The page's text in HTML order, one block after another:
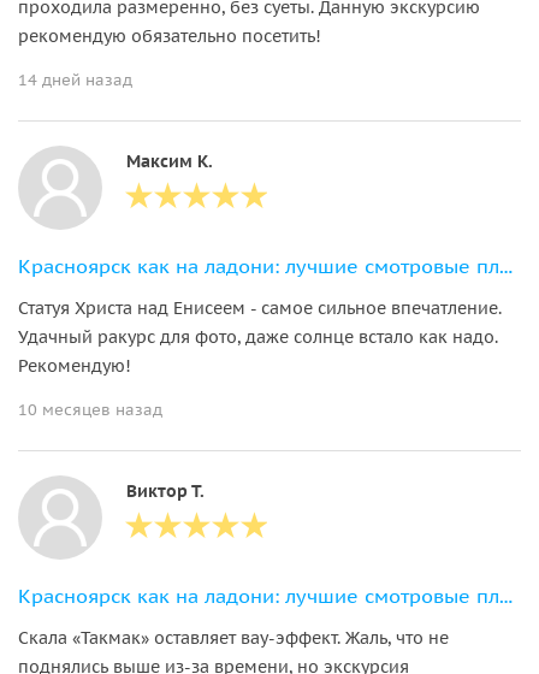
проходила размеренно, без суеты. Данную экскурсию
рекомендую обязательно посетить!
14 дней назад
Максим К.
Красноярск как на ладони: лучшие смотровые площадки города
Статуя Христа над Енисеем - самое сильное впечатление.
Удачный ракурс для фото, даже солнце встало как надо.
Рекомендую!
10 месяцев назад
Виктор Т.
Красноярск как на ладони: лучшие смотровые площадки города
Скала «Такмак» оставляет вау-эффект. Жаль, что не
поднялись выше из-за времени, но экскурсия